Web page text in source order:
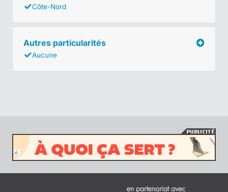
Côte-Nord
Autres particularités
Aucune